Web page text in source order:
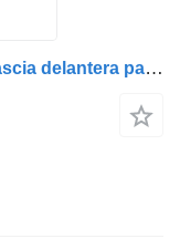
Carcasa Far Stânga 0000-057-345 fascia delantera para Solaris Västraffik, Albastră camión